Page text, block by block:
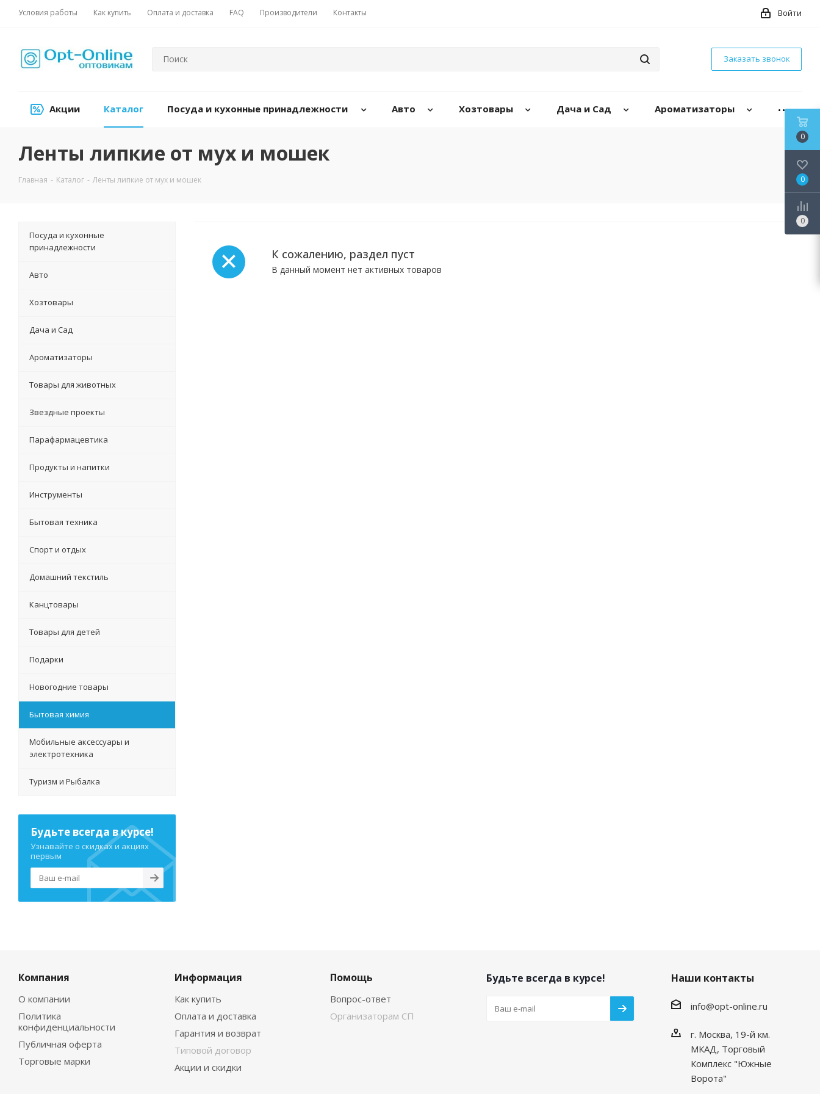
Условия работы Как купить Оплата и доставка FAQ Производители Контакты Войти
Заказать звонок
Акции Каталог Посуда и кухонные принадлежности Авто Хозтовары Дача и Сад Ароматизаторы
Ленты липкие от мух и мошек
Главная - Каталог - Ленты липкие от мух и мошек
К сожалению, раздел пуст
В данный момент нет активных товаров
Посуда и кухонные
принадлежности
Авто
Хозтовары
Дача и Сад
Ароматизаторы
Товары для животных
Звездные проекты
Парафармацевтика
Продукты и напитки
Инструменты
Бытовая техника
Спорт и отдых
Домашний текстиль
Канцтовары
Товары для детей
Подарки
Новогодние товары
Бытовая химия
Мобильные аксессуары и
электротехника
Туризм и Рыбалка
Будьте всегда в курсе!
Узнавайте о скидках и акциях
первым
Компания
О компании
Политика
конфиденциальности
Публичная оферта
Торговые марки
Информация
Как купить
Оплата и доставка
Гарантия и возврат
Типовой договор
Акции и скидки
Помощь
Вопрос-ответ
Организаторам СП
Будьте всегда в курсе! Наши контакты
info@opt-online.ru
г. Москва, 19-й км.
МКАД, Торговый
Комплекс "Южные
Ворота"
0
0
0